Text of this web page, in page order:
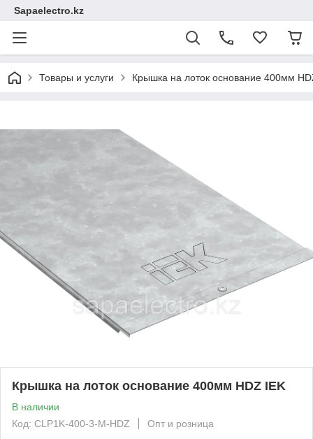
Sapaelectro.kz
Товары и услуги Крышка на лоток основание 400мм
Крышка на лоток основание 400мм HDZ IEK
В наличии
Код: CLP1K-400-3-M-HDZ
Опт и розница